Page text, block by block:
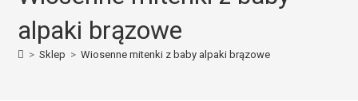
alpaki brązowe
> Sklep > Wiosenne mitenki z baby alpaki brązowe